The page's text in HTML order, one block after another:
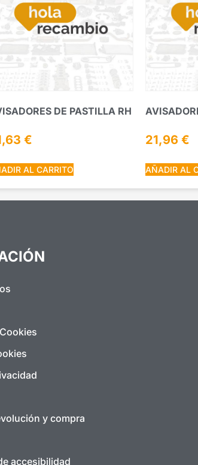
DE PASTILLA RH
€
AL CARRITO
21,96€
AÑADIR AL
y compra
accesibilidad